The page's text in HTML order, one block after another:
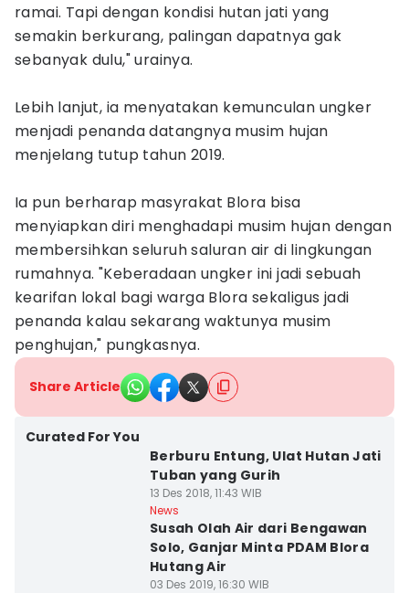
ramai. Tapi dengan kondisi hutan jati yang
semakin berkurang, palingan dapatnya gak
sebanyak dulu," urainya.
Lebih lanjut, ia menyatakan kemunculan ungker
menjadi penanda datangnya musim hujan
menjelang tutup tahun 2019.
Ia pun berharap masyrakat Blora bisa
menyiapkan diri menghadapi musim hujan dengan
membersihkan seluruh saluran air di lingkungan
rumahnya. "Keberadaan ungker ini jadi sebuah
kearifan lokal bagi warga Blora sekaligus jadi
penanda kalau sekarang waktunya musim
penghujan," pungkasnya.
Share Article
Curated For You
Berburu Entung, Ulat Hutan Jati
Tuban yang Gurih
13 Des 2018, 11:43 WIB
News
Susah Olah Air dari Bengawan
Solo, Ganjar Minta PDAM Blora
Hutang Air
03 Des 2019, 16:30 WIB